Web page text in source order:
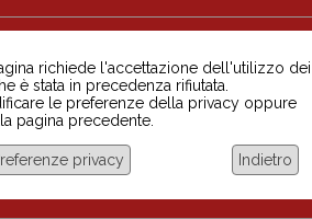
iniziative
Scuola BINARI
per le scuole 2023-2024
Link
Chi siamo
Docenti contro
richiede l'accettazione dell'utilizzo dei
è stata in precedenza rifiutata.
le preferenze della privacy oppure
pagina precedente.
privacy Indietro